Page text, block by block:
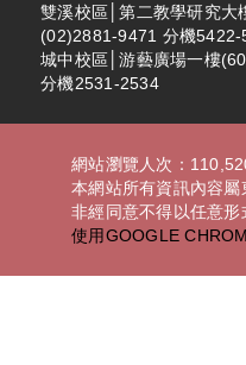
雙溪校區│第二教學研究大
(02)2881-9471 分機5422-
城中校區│游藝廣場一樓
分機2531-2534
網站瀏覽人次：
本網站所有資訊內容屬
非經同意不得以任意形
使用GOOGLE